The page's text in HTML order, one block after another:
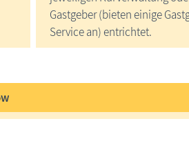
Gastgeber (bieten einige
Service an) entrichtet.